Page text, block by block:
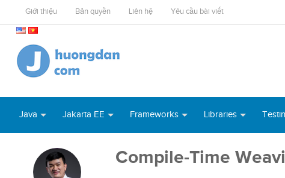
Giới thiệu Bản quyền Liên hệ Yêu cầu bài viết
Java Jakarta EE Frameworks Libraries
Compile-Time